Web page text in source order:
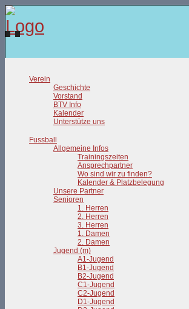
Verein
Geschichte
Vorstand
BTV Info
Kalender
Unterstütze uns
Fussball
Allgemeine Infos
Trainingszeiten
Ansprechpartner
Wo sind wir zu finden?
Kalender & Platzbelegung
Unsere Partner
Senioren
1. Herren
2. Herren
3. Herren
1. Damen
2. Damen
Jugend (m)
A1-Jugend
B1-Jugend
B2-Jugend
C1-Jugend
C2-Jugend
D1-Jugend